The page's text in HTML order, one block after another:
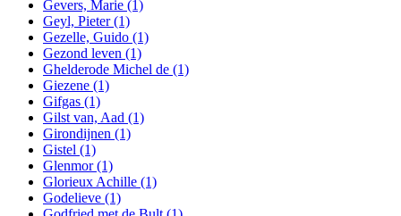
Gevers, Marie (1)
Geyl, Pieter(1)
Gezelle, Guido (1)
Gezond leven (1)
Ghelderode Michel de (1)
Giezene (1)
Gifgas (1)
Gilst van, Aad (1)
Girondijnen (1)
Gistel (1)
Glenmor(1)
Glorieux Achille (1)
Godelieve (1)